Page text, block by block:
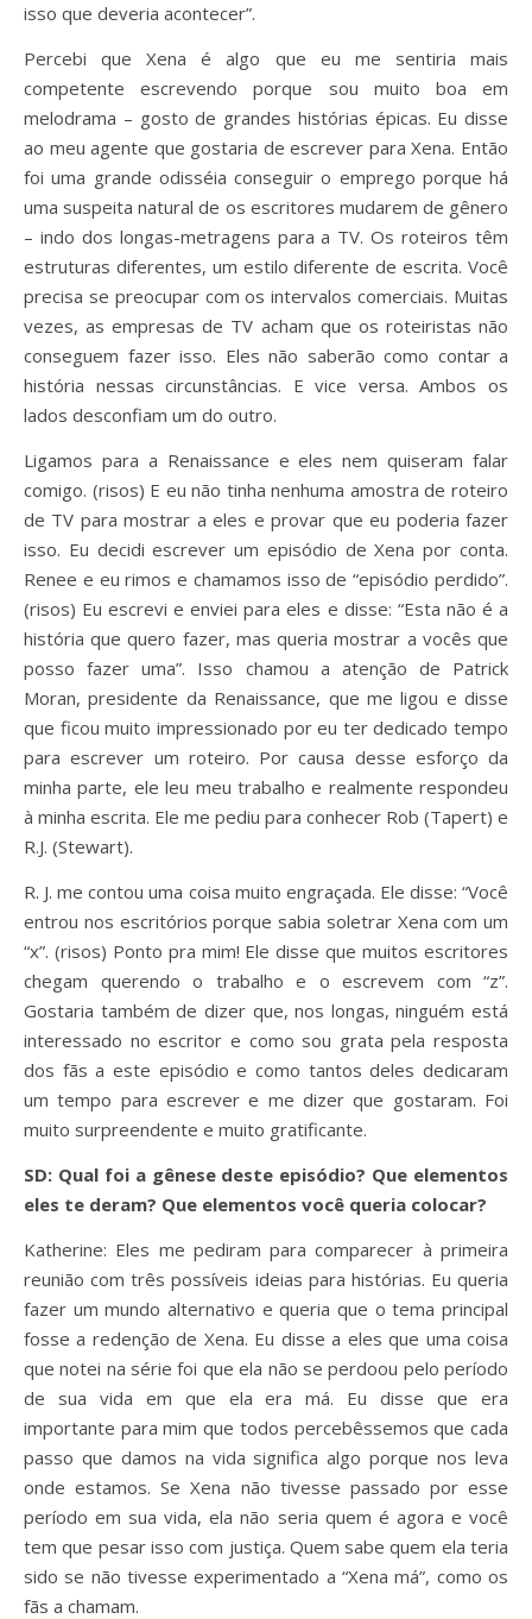
isso que deveria acontecer”.
Percebi que Xena é algo que eu me sentiria mais
competente escrevendo porque sou muito boa em
melodrama – gosto de grandes histórias épicas. Eu disse
ao meu agente que gostaria de escrever para Xena. Então
foi uma grande odisséia conseguir o emprego porque há
uma suspeita natural de os escritores mudarem de gênero
– indo dos longas-metragens para a TV. Os roteiros têm
estruturas diferentes, um estilo diferente de escrita. Você
precisa se preocupar com os intervalos comerciais. Muitas
vezes, as empresas de TV acham que os roteiristas não
conseguem fazer isso. Eles não saberão como contar a
história nessas circunstâncias. E vice versa. Ambos os
lados desconfiam um do outro.
Ligamos para a Renaissance e eles nem quiseram falar
comigo. (risos) E eu não tinha nenhuma amostra de roteiro
de TV para mostrar a eles e provar que eu poderia fazer
isso. Eu decidi escrever um episódio de Xena por conta.
Renee e eu rimos e chamamos isso de “episódio perdido”.
(risos) Eu escrevi e enviei para eles e disse: “Esta não é a
história que quero fazer, mas queria mostrar a vocês que
posso fazer uma”. Isso chamou a atenção de Patrick
Moran, presidente da Renaissance, que me ligou e disse
que ficou muito impressionado por eu ter dedicado tempo
para escrever um roteiro. Por causa desse esforço da
minha parte, ele leu meu trabalho e realmente respondeu
à minha escrita. Ele me pediu para conhecer Rob (Tapert) e
R.J. (Stewart).
R. J. me contou uma coisa muito engraçada. Ele disse: “Você
entrou nos escritórios porque sabia soletrar Xena com um
“x”. (risos) Ponto pra mim! Ele disse que muitos escritores
chegam querendo o trabalho e o escrevem com “z”.
Gostaria também de dizer que, nos longas, ninguém está
interessado no escritor e como sou grata pela resposta
dos fãs a este episódio e como tantos deles dedicaram
um tempo para escrever e me dizer que gostaram. Foi
muito surpreendente e muito gratificante.
SD: Qual foi a gênese deste episódio? Que elementos
eles te deram? Que elementos você queria colocar?
Katherine: Eles me pediram para comparecer à primeira
reunião com três possíveis ideias para histórias. Eu queria
fazer um mundo alternativo e queria que o tema principal
fosse a redenção de Xena. Eu disse a eles que uma coisa
que notei na série foi que ela não se perdoou pelo período
de sua vida em que ela era má. Eu disse que era
importante para mim que todos percebêssemos que cada
passo que damos na vida significa algo porque nos leva
onde estamos. Se Xena não tivesse passado por esse
período em sua vida, ela não seria quem é agora e você
tem que pesar isso com justiça. Quem sabe quem ela teria
sido se não tivesse experimentado a “Xena má”, como os
fãs a chamam.